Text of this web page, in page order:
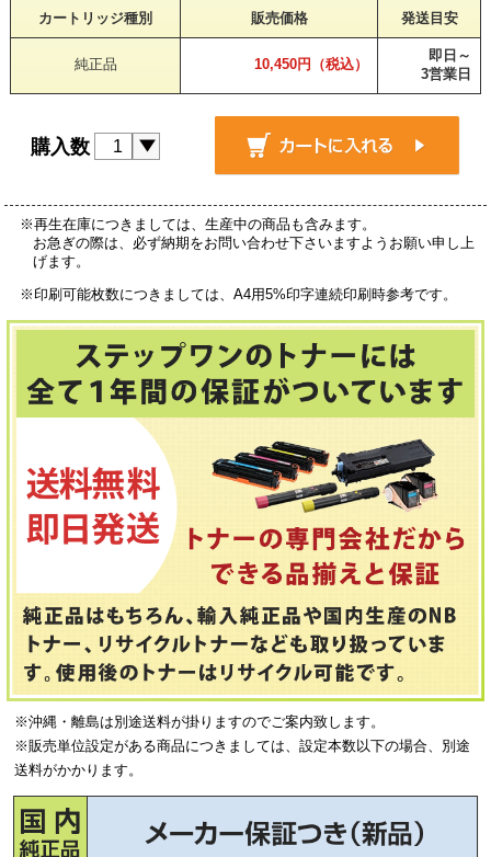
カートリッジ種別 販売価格 発送目安
純正品 10,450円（税込）
即日～
3営業日
購入数
※再生在庫につきましては、生産中の商品も含みます。
お急ぎの際は、必ず納期をお問い合わせ下さいますようお願い申し上
げます。
※印刷可能枚数につきましては、A4用5%印字連続印刷時参考です。
※沖縄・離島は別途送料が掛りますのでご案内致します。
※販売単位設定がある商品につきましては、設定本数以下の場合、別途
送料がかかります。